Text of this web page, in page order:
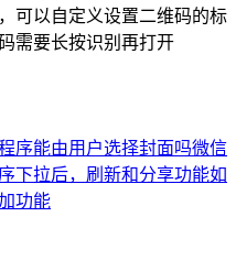
可以自定义设置二维码的标
需要长按识别再打开
序能由用户选择封面吗微信
下拉后，刷新和分享功能如
功能